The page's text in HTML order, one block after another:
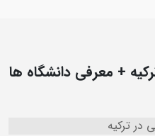
+ معرفی دانشگاه ها
ترکیه